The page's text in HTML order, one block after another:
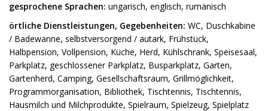
gesprochene Sprachen: ungarisch, englisch, rumänisch
örtliche Dienstleistungen, Gegebenheiten: WC, Duschkabine
/ Badewanne, selbstversorgend / autark, Frühstück,
Halbpension, Vollpension, Küche, Herd, Kühlschrank, Speisesaal,
Parkplatz, geschlossener Parkplatz, Busparkplatz, Garten,
Gartenherd, Camping, Gesellschaftsraum, Grillmöglichkeit,
Programmorganisation, Bibliothek, Tischtennis, Tischtennis,
Hausmilch und Milchprodukte, Spielraum, Spielzeug, Spielplatz